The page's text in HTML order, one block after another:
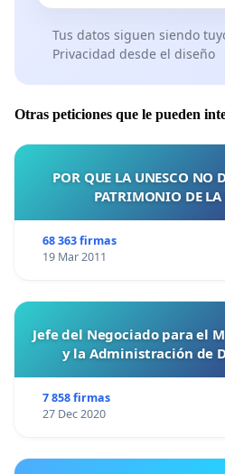
Tus datos siguen siendo
Privacidad desde el diseño
Otras peticiones que le pueden
POR QUE LA UNESCO NO
PATRIMONIO DE
68 363 firmas
19 Mar 2011
Jefe del Negociado para el
y la Administración de
7 858 firmas
27 Dec 2020